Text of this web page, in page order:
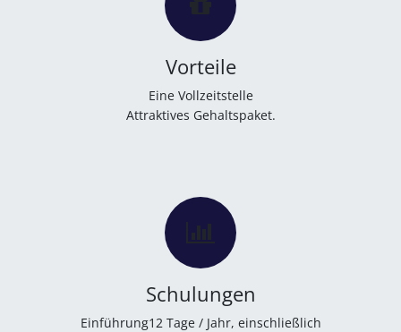
Vorteile
Eine Vollzeitstelle
Attraktives Gehaltspaket.
Schulungen
Einführung12 Tage / Jahr, einschließlich